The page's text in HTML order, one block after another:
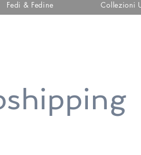
Fedi & Fedine Collezioni